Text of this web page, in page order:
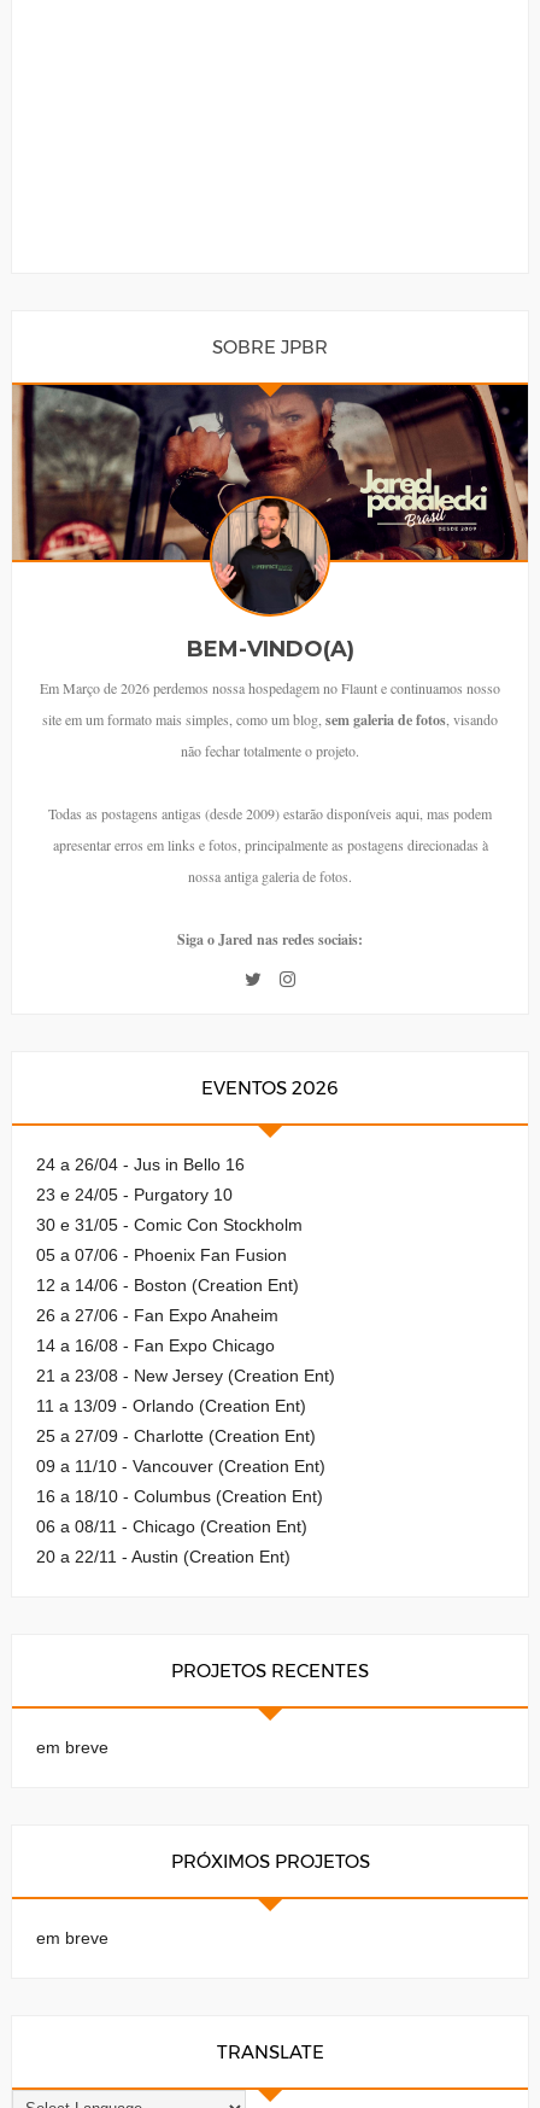
SOBRE JPBR
BEM-VINDO(A)
Em Março de 2026 perdemos nossa hospedagem no Flaunt e continuamos nosso
site em um formato mais simples, como um blog, sem galeria de fotos , visando
não fechar totalmente o projeto.
Todas as postagens antigas (desde 2009) estarão disponíveis aqui, mas podem
apresentar erros em links e fotos, principalmente as postagens direcionadas à
nossa antiga galeria de fotos.
Siga o Jared nas redes sociais:
EVENTOS 2026
24 a 26/04 - Jus in Bello 16
23 e 24/05 - Purgatory 10
30 e 31/05 - Comic Con Stockholm
05 a 07/06 - Phoenix Fan Fusion
12 a 14/06 - Boston (Creation Ent)
26 a 27/06 - Fan Expo Anaheim
14 a 16/08 - Fan Expo Chicago
21 a 23/08 - New Jersey (Creation Ent)
11 a 13/09 - Orlando (Creation Ent)
25 a 27/09 - Charlotte (Creation Ent)
09 a 11/10 - Vancouver (Creation Ent)
16 a 18/10 - Columbus (Creation Ent)
06 a 08/11 - Chicago (Creation Ent)
20 a 22/11 - Austin (Creation Ent)
PROJETOS RECENTES
em breve
PRÓXIMOS PROJETOS
em breve
TRANSLATE